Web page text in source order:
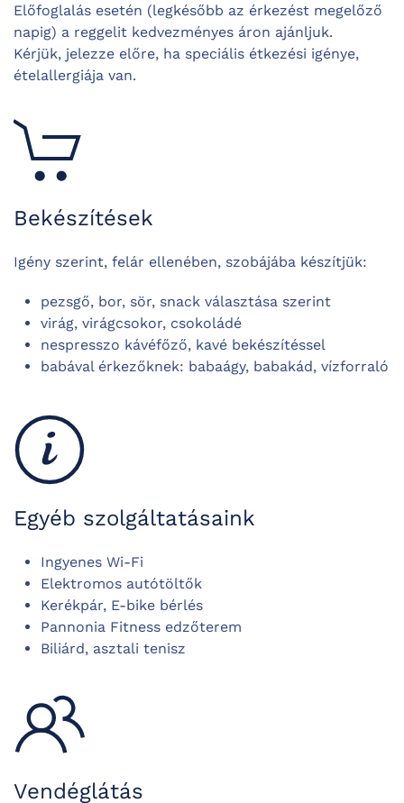
Előfoglalás esetén (legkésőbb az érkezést megelőző
napig) a reggelit kedvezményes áron ajánljuk.
Kérjük, jelezze előre, ha speciális étkezési igénye,
ételallergiája van.
Bekészítések
Igény szerint, felár ellenében, szobájába készítjük:
pezsgő, bor, sör, snack választása szerint
virág, virágcsokor, csokoládé
nespresszo kávéfőző, kavé bekészítéssel
babával érkezőknek: babaágy, babakád, vízforraló
Egyéb szolgáltatásaink
Ingyenes Wi-Fi
Elektromos autótöltők
Kerékpár, E-bike bérlés
Pannonia Fitness edzőterem
Biliárd, asztali tenisz
Vendéglátás